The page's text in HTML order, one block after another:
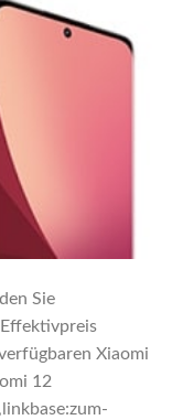
Sie
Xiaomi
12